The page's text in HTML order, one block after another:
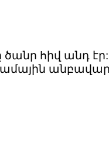
ծանր հիվ անդ